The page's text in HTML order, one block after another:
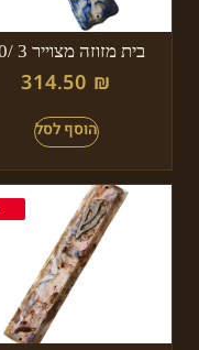
בית מזוזה מצוייר 3 /30
314.50 ₪